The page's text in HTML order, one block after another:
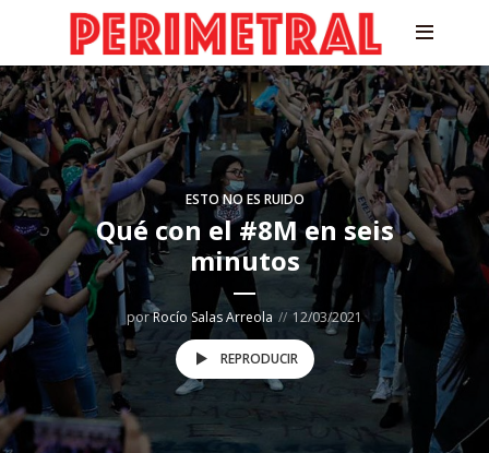
ESTO NO ES RUIDO
Qué con el #8M en seis
minutos
porRocío Salas Arreola 12/03/2021
REPRODUCIR